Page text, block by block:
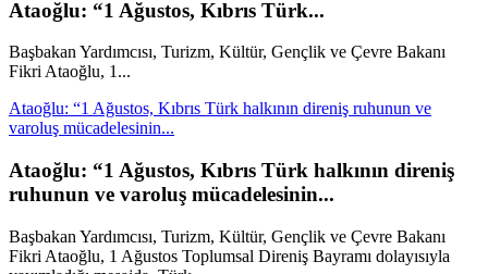
Ataoğlu: “1 Ağustos, Kıbrıs Türk...
Başbakan Yardımcısı, Turizm, Kültür, Gençlik ve Çevre Bakanı
Fikri Ataoğlu, 1...
Ataoğlu: “1 Ağustos, Kıbrıs Türk halkının direniş ruhunun ve
varoluş mücadelesinin...
Ataoğlu: “1 Ağustos, Kıbrıs Türk halkının direniş
ruhunun ve varoluş mücadelesinin...
Başbakan Yardımcısı, Turizm, Kültür, Gençlik ve Çevre Bakanı
Fikri Ataoğlu, 1 Ağustos Toplumsal Direniş Bayramı dolayısıyla